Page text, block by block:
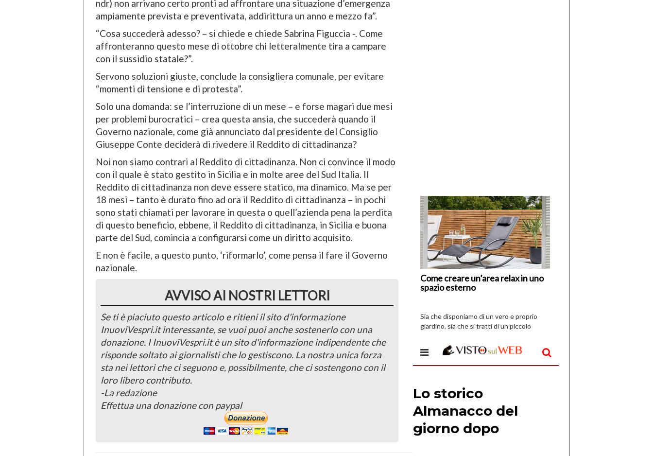
ndr) non arrivano certo pronti ad affrontare una situazione d’emergenza
ampiamente prevista e preventivata, addirittura un anno e mezzo fa”.
“Cosa succederà adesso? – si chiede e chiede Sabrina Figuccia -. Come
affronteranno questo mese di ottobre chi letteralmente tira a campare
con il sussidio statale?”.
Servono soluzioni giuste, conclude la consigliera comunale, per evitare
“momenti di tensione e di protesta”.
Solo una domanda: se l’interruzione di un mese – e forse magari due mesi
per problemi burocratici – crea questa ansia, che succederà quando il
Governo nazionale, come già annunciato dal presidente del Consiglio
Giuseppe Conte deciderà di rivedere il Reddito di cittadinanza?
Noi non siamo contrari al Reddito di cittadinanza. Non ci convince il modo
con il quale è stato gestito in Sicilia e in molte aree del Sud Italia. Il
Reddito di cittadinanza non deve essere statico, ma dinamico. Ma se per
18 mesi – tanto è durato fino ad ora il Reddito di cittadinanza – in pochi
sono stati chiamati per lavorare in questa o quell’azienda pena la perdita
di questo beneficio, ebbene, il Reddito di cittadinanza, in Sicilia e buona
parte del Sud, comincia a configurarsi come un diritto acquisito.
E non è facile, a questo punto, ‘riformarlo’, come pensa il fare il Governo
nazionale.
AVVISO AI NOSTRI LETTORI
Se ti è piaciuto questo articolo e ritieni il sito d'informazione
InuoviVespri.it interessante, se vuoi puoi anche sostenerlo con una
donazione. I InuoviVespri.it è un sito d'informazione indipendente che
risponde soltato ai giornalisti che lo gestiscono. La nostra unica forza
sta nei lettori che ci seguono e, possibilmente, che ci sostengono con il
loro libero contributo.
-La redazione
Effettua una donazione con paypal
Come creare un’area relax in uno
spazio esterno
di
I
Vespri
Sia che disponiamo di un vero e proprio
giardino, sia che si tratti di un piccolo